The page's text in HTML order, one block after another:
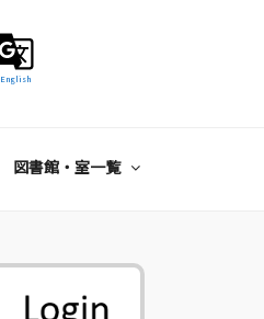
English
図書館・室一覧